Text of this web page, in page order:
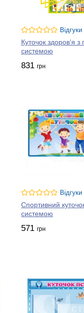
України шлях до
що
Наші ціни — одні з
даємо гарантійний
Відгуки
Куточок здоров’я
системою
831 грн
Відгуки
Спортивний
системою
571 грн